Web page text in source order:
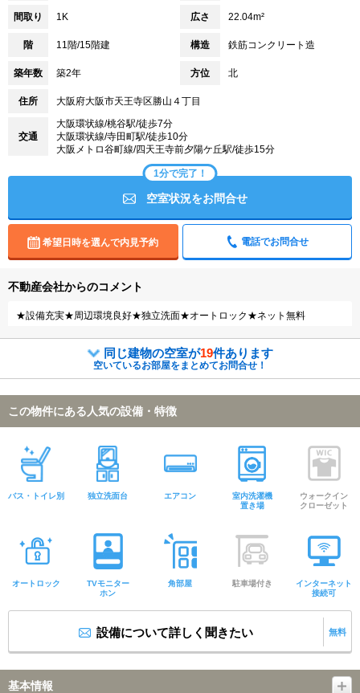
間取り 1K 広さ 22.04m²
階 11階/15階建 構造 鉄筋コンクリート造
築年数 築2年 方位 北
住所 大阪府大阪市天王寺区勝山４丁目
交通
大阪環状線/桃谷駅/徒歩7分
大阪環状線/寺田町駅/徒歩10分
大阪メトロ谷町線/四天王寺前夕陽ケ丘駅/徒歩15分
1分で完了！
空室状況をお問合せ
希望日時を選んで内見予約 電話でお問合せ
不動産会社からのコメント
★設備充実★周辺環境良好★独立洗面★オートロック★ネット無料
同じ建物の空室が19件あります
空いているお部屋をまとめてお問合せ！
この物件にある人気の設備・特徴
バス・トイレ別 独立洗面台 エアコン
室内洗濯機
置き場
ウォークイン
クローゼット
オートロック
TVモニター
ホン
角部屋 駐車場付き
インターネット
接続可
設備について詳しく聞きたい 無料
基本情報